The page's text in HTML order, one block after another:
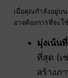
เมื่อคุณกำลังอยู่บ
อาจต้องการที่จะ
มุ่งเน้น
ที่สุด (เ
สร้างภ